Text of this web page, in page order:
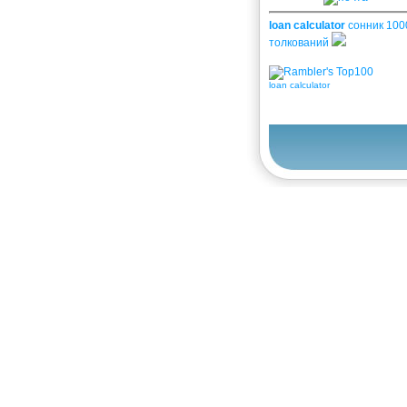
loan calculator сонник
толкований
loan calculator